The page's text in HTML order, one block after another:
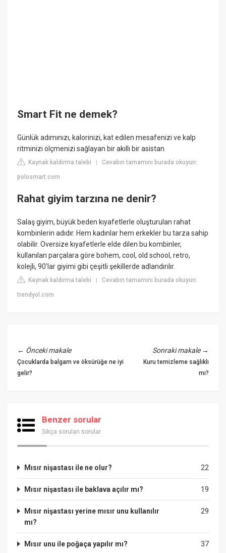
Smart Fit ne demek?
Günlük adımınızı, kalorinizi, kat edilen mesafenizi ve kalp
ritminizi ölçmenizi sağlayan bir akıllı bir asistan.
Kaynak kaldırma talebi |Cevabın tamamını burada okuyun:
polosmart.com
Rahat giyim tarzına ne denir?
Salaş giyim, büyük beden kıyafetlerle oluşturulan rahat
kombinlerin adıdır. Hem kadınlar hem erkekler bu tarza sahip
olabilir. Oversize kıyafetlerle elde dilen bu kombinler,
kullanılan parçalara göre bohem, cool, old school, retro,
kolejli, 90'lar giyimi gibi çeşitli şekillerde adlandırılır.
Kaynak kaldırma talebi |Cevabın tamamını burada okuyun:
trendyol.com
← Önceki makale
Çocuklarda balgam ve öksürüğe ne iyi
gelir?
Sonraki makale→
Kuru temizleme sağlıklı
mı?
Benzer sorular
Sıkça sorulan sorular
22
Mısır nişastası ile ne olur?
19
Mısır nişastası ile baklava açılır mı?
29
Mısır nişastası yerine mısır unu kullanılır
mı?
37
Mısır unu ile poğaça yapılır mı?